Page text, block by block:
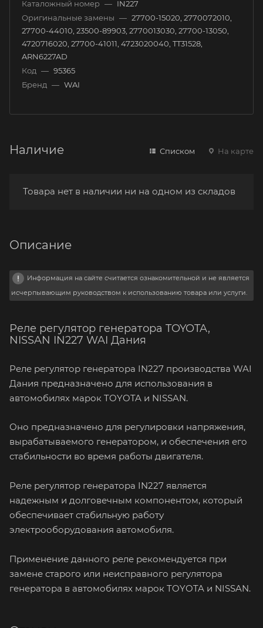
Каталожный номер — IN227
Оригинальные замены — 27700-15020, 2770072010,
27700-44010, 23500-89903, 2770013030, 27700-13050,
4720716020, 27700-41011, 4723020040, TT31528,
ARN6227AD
Код — 95365
Бренд — WAI
Наличие Списком На карте
Товара нет в наличии ни на одном из складов
Описание
Информация на сайте считается ознакомительной и не является
исчерпывающим руководством к использованию товара или услуги.
Реле регулятор генератора TOYOTA,
NISSAN IN227 WAI Дания
Реле регулятор генератора IN227 производства WAI
Дания предназначено для использования в
автомобилях марок TOYOTA и NISSAN.
Оно предназначено для регулировки напряжения,
вырабатываемого генератором, и обеспечения его
стабильности во время работы двигателя.
Реле регулятор генератора IN227 является
надежным и долговечным компонентом, который
обеспечивает стабильную работу
электрооборудования автомобиля.
Применение данного реле рекомендуется при
замене старого или неисправного регулятора
генератора в автомобилях марок TOYOTA и NISSAN.